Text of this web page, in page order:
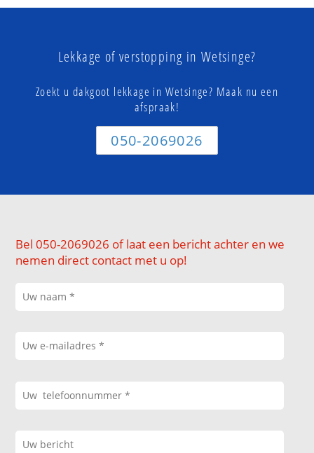
Lekkage of verstopping in Wetsinge?
Zoekt u dakgoot lekkage in Wetsinge? Maak nu een
afspraak!
050-2069026
Bel 050-2069026 of laat een bericht achter en we
nemen direct contact met u op!